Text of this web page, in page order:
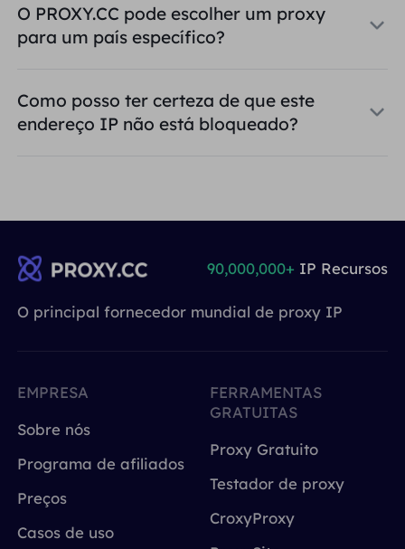
O PROXY.CC pode escolher um proxy
para um país específico?
Como posso ter certeza de que este
endereço IP não está bloqueado?
O principal fornecedor mundial de proxy IP
90,000,000+ IP Recursos
EMPRESA
Sobre nós
Programa de afiliados
Preços
Casos de uso
FERRAMENTAS
GRATUITAS
Proxy Gratuito
Testador de proxy
CroxyProxy